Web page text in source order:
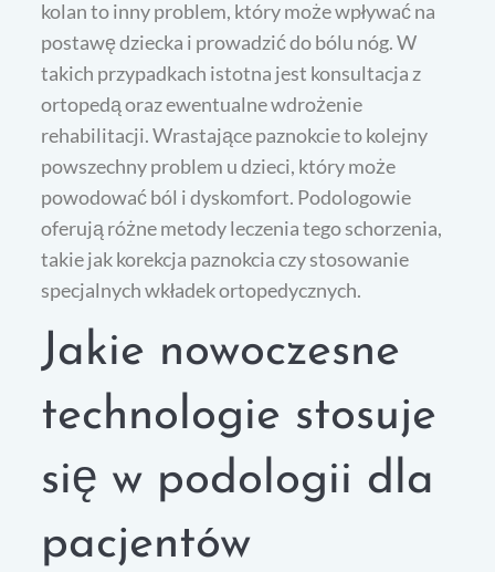
kolan to inny problem, który może wpływać na
postawę dziecka i prowadzić do bólu nóg. W
takich przypadkach istotna jest konsultacja z
ortopedą oraz ewentualne wdrożenie
rehabilitacji. Wrastające paznokcie to kolejny
powszechny problem u dzieci, który może
powodować ból i dyskomfort. Podologowie
oferują różne metody leczenia tego schorzenia,
takie jak korekcja paznokcia czy stosowanie
specjalnych wkładek ortopedycznych.
Jakie nowoczesne
technologie stosuje
się w podologii dla
pacjentów